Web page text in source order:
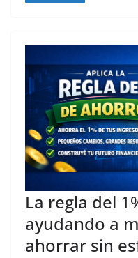
La regla del
ayudando a
ahorrar sin